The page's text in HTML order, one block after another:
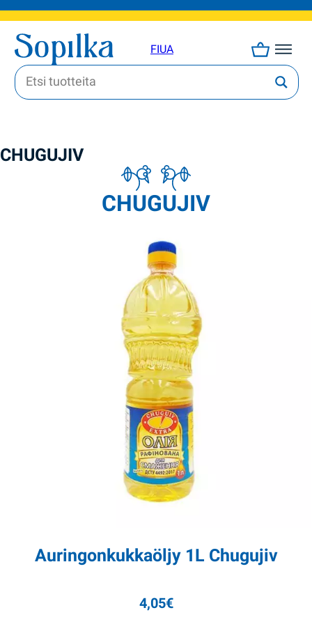
FIUA
CHUGUJIV
CHUGUJIV
Auringonkukkaöljy 1L Chugujiv
4,05€